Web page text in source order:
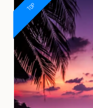
TOP